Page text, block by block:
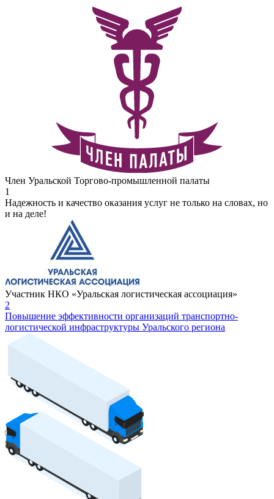
Член Уральской Торгово-промышленной палаты
1
Надежность и качество оказания услуг не только на словах, но
и на деле!
Участник НКО «Уральская логистическая ассоциация»
2
Повышение эффективности организаций транспортно-
логистической инфраструктуры Уральского региона